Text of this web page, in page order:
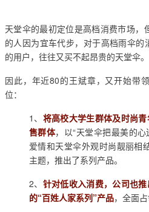
天堂伞的最初定位是高档消费市场
的人因为宜车代步，对于高档雨伞
的用户，往往又买不起昂贵的天堂伞。
因此，年近80的王斌章，又开始带
位：
1、 将高校大学生群体及时尚
售群体，以“天堂伞把最美的
爱情和天堂伞外观时尚靓丽相
主题，推出了系列产品。
2、 针对低收入消费，公司也
的“百姓人家系列”产品，全面